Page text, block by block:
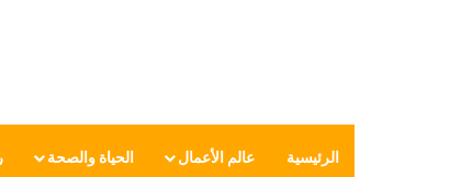
الرئيسية عالم الأعمال الحياة والصحة